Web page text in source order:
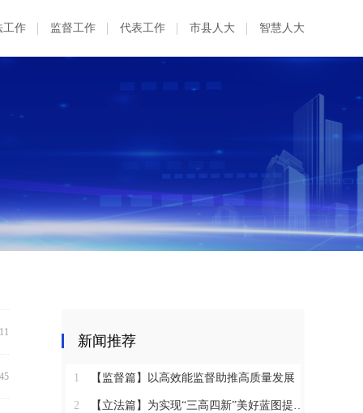
工作 监督工作 代表工作 市县人大 智慧人大
新闻推荐
1 【监督篇】以高效能监督助推高质量发展
2 【立法篇】为实现“三高四新”美好蓝图提供坚实法治保障